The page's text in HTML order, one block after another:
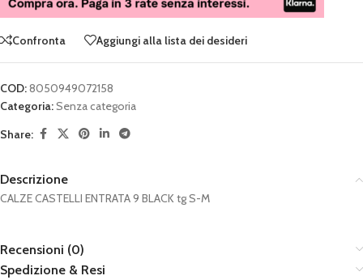
Confronta Aggiungi alla lista dei desideri
COD:8050949072158
Categoria:Senza categoria
Share:
Descrizione
CALZE CASTELLI ENTRATA 9 BLACK tg S-M
Recensioni (0)
Spedizione & Resi